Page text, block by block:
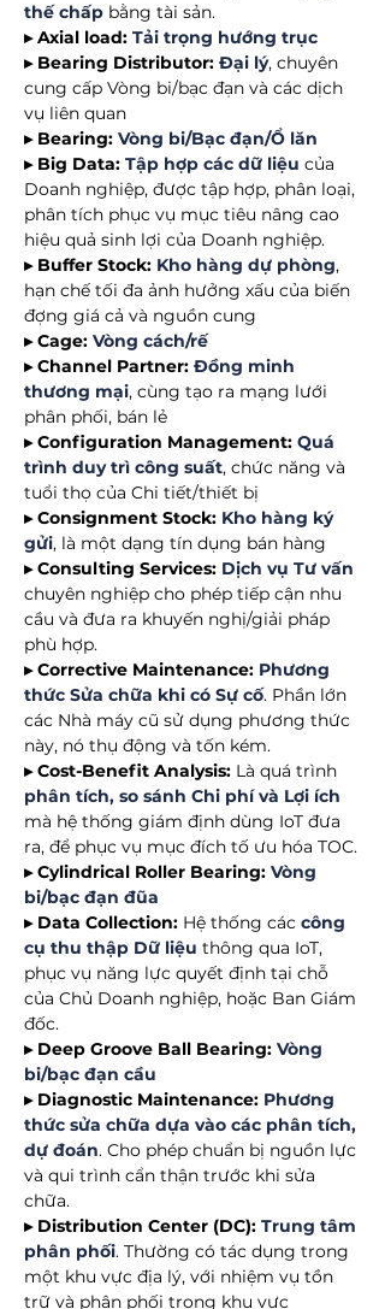
thế chấp bằng tài sản.
▸ Axial load: Tải trọng hướng trục
▸ Bearing Distributor: Đại lý, chuyên
cung cấp Vòng bi/bạc đạn và các dịch
vụ liên quan
▸ Bearing: Vòng bi/Bạc đạn/Ổ lăn
▸ Big Data: Tập hợp các dữ liệu của
Doanh nghiệp, được tập hợp, phân loại,
phân tích phục vụ mục tiêu nâng cao
hiệu quả sinh lợi của Doanh nghiệp.
▸ Buffer Stock: Kho hàng dự phòng,
hạn chế tối đa ảnh hưởng xấu của biến
đợng giá cả và nguồn cung
▸ Cage: Vòng cách/rế
▸ Channel Partner: Đồng minh
thương mại, cùng tạo ra mạng lưới
phân phối, bán lẻ
▸ Configuration Management: Quá
trình duy trì công suất, chức năng và
tuổi thọ của Chi tiết/thiết bị
▸ Consignment Stock: Kho hàng ký
gửi, là một dạng tín dụng bán hàng
▸ Consulting Services: Dịch vụ Tư vấn
chuyên nghiệp cho phép tiếp cận nhu
cầu và đưa ra khuyến nghị/giải pháp
phù hợp.
▸ Corrective Maintenance: Phương
thức Sửa chữa khi có Sự cố. Phần lớn
các Nhà máy cũ sử dụng phương thức
này, nó thụ động và tốn kém.
▸ Cost-Benefit Analysis: Là quá trình
phân tích, so sánh Chi phí và Lợi ích
mà hệ thống giám định dùng IoT đưa
ra, để phục vụ mục đích tố ưu hóa TOC.
▸ Cylindrical Roller Bearing: Vòng
bi/bạc đạn đũa
▸ Data Collection: Hệ thống các công
cụ thu thập Dữ liệu thông qua IoT,
phục vụ năng lực quyết định tại chỗ
của Chủ Doanh nghiệp, hoặc Ban Giám
đốc.
▸ Deep Groove Ball Bearing: Vòng
bi/bạc đạn cầu
▸ Diagnostic Maintenance: Phương
thức sửa chữa dựa vào các phân tích,
dự đoán. Cho phép chuẩn bị nguồn lực
và qui trình cẩn thận trước khi sửa
chữa.
▸ Distribution Center (DC): Trung tâm
phân phối. Thường có tác dụng trong
một khu vực địa lý, với nhiệm vụ tồn
trữ và phân phối trong khu vực